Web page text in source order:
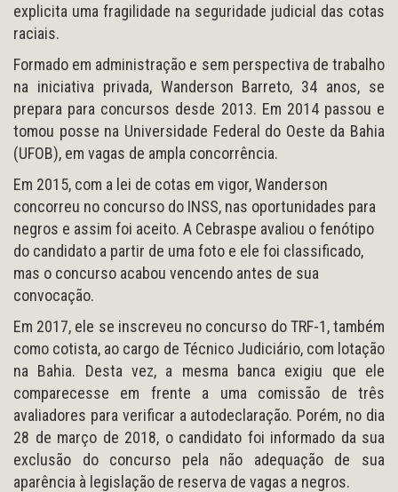
explicita uma fragilidade na seguridade judicial das cotas
raciais.
Formado em administração e sem perspectiva de trabalho
na iniciativa privada, Wanderson Barreto, 34 anos, se
prepara para concursos desde 2013. Em 2014 passou e
tomou posse na Universidade Federal do Oeste da Bahia
(UFOB), em vagas de ampla concorrência.
Em 2015, com a lei de cotas em vigor, Wanderson
concorreu no concurso do INSS, nas oportunidades para
negros e assim foi aceito. A Cebraspe avaliou o fenótipo
do candidato a partir de uma foto e ele foi classificado,
mas o concurso acabou vencendo antes de sua
convocação.
Em 2017, ele se inscreveu no concurso do TRF-1, também
como cotista, ao cargo de Técnico Judiciário, com lotação
na Bahia. Desta vez, a mesma banca exigiu que ele
comparecesse em frente a uma comissão de três
avaliadores para verificar a autodeclaração. Porém, no dia
28 de março de 2018, o candidato foi informado da sua
exclusão do concurso pela não adequação de sua
aparência à legislação de reserva de vagas a negros.